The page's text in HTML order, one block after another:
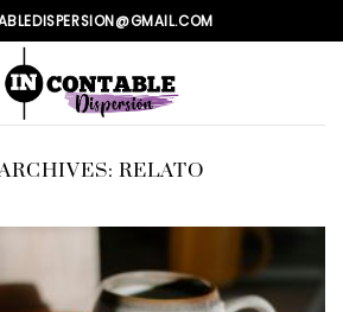
RELATO